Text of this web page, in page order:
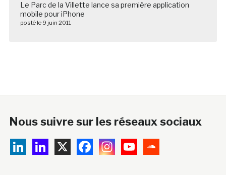
Le Parc de la Villette lance sa première application
mobile pour iPhone
posté le 9 juin 2011
Nous suivre sur les réseaux sociaux